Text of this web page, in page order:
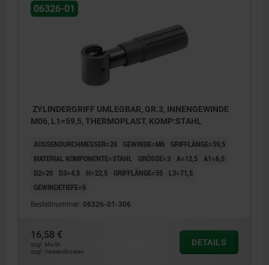
06326-01
ZYLINDERGRIFF UMLEGBAR, GR.3, INNENGEWINDE
M06, L1=59,5, THERMOPLAST, KOMP:STAHL
AUSSENDURCHMESSER=20 GEWINDE=M6
GRIFFLÄNGE=59,5
MATERIAL KOMPONENTE=STAHL
GRÖSSE=3 A=12,5 A1=6,5
D2=20
D3=4,5 H=22,5 GRIFFLÄNGE=55
L3=71,5
GEWINDETIEFE=6
Bestellnummer: 06326-01-306
16,58 €
zzgl. MwSt.
zzgl. Versandkosten
DETAILS